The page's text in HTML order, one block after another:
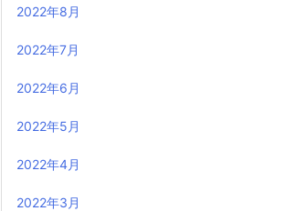
2022年8月
2022年7月
2022年6月
2022年5月
2022年4月
2022年3月